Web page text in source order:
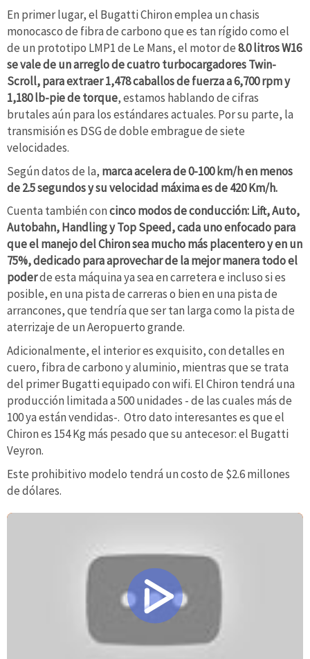
En primer lugar, el Bugatti Chiron emplea un chasis
monocasco de fibra de carbono que es tan rígido como el
de un prototipo LMP1 de Le Mans, el motor de8.0 litros W16
se vale de un arreglo de cuatro turbocargadores Twin-
Scroll, para extraer 1,478 caballos de fuerza a 6,700 rpm y
1,180 lb-pie de torque, estamos hablando de cifras
brutales aún para los estándares actuales. Por su parte, la
transmisión es DSG de doble embrague de siete
velocidades.
Según datos de la, marca acelera de 0-100 km/h en menos
de 2.5 segundos y su velocidad máxima es de 420 Km/h.
Cuenta también concinco modos de conducción: Lift, Auto,
Autobahn, Handling y Top Speed, cada uno enfocado para
que el manejo del Chiron sea mucho más placentero y en un
75%, dedicado para aprovechar de la mejor manera todo el
poderde esta máquina ya sea en carretera e incluso si es
posible, en una pista de carreras o bien en una pista de
arrancones, que tendría que ser tan larga como la pista de
aterrizaje de un Aeropuerto grande.
Adicionalmente, el interior es exquisito, con detalles en
cuero, fibra de carbono y aluminio, mientras que se trata
del primer Bugatti equipado con wifi. El Chiron tendrá una
producción limitada a 500 unidades - de las cuales más de
100 ya están vendidas-. Otro dato interesantes es que el
Chiron es 154 Kg más pesado que su antecesor: el Bugatti
Veyron.
Este prohibitivo modelo tendrá un costo de $2.6 millones
de dólares.